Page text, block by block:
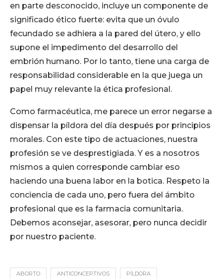
en parte desconocido, incluye un componente de
significado ético fuerte: evita que un óvulo
fecundado se adhiera a la pared del útero, y ello
supone el impedimento del desarrollo del
embrión humano. Por lo tanto, tiene una carga de
responsabilidad considerable en la que juega un
papel muy relevante la ética profesional.
Como farmacéutica, me parece un error negarse a
dispensar la píldora del día después por principios
morales. Con este tipo de actuaciones, nuestra
profesión se ve desprestigiada. Y es a nosotros
mismos a quien corresponde cambiar eso
haciendo una buena labor en la botica. Respeto la
conciencia de cada uno, pero fuera del ámbito
profesional que es la farmacia comunitaria.
Debemos aconsejar, asesorar, pero nunca decidir
por nuestro paciente.
ABORTO ANTICONCEPTIVOS PÍLDORA